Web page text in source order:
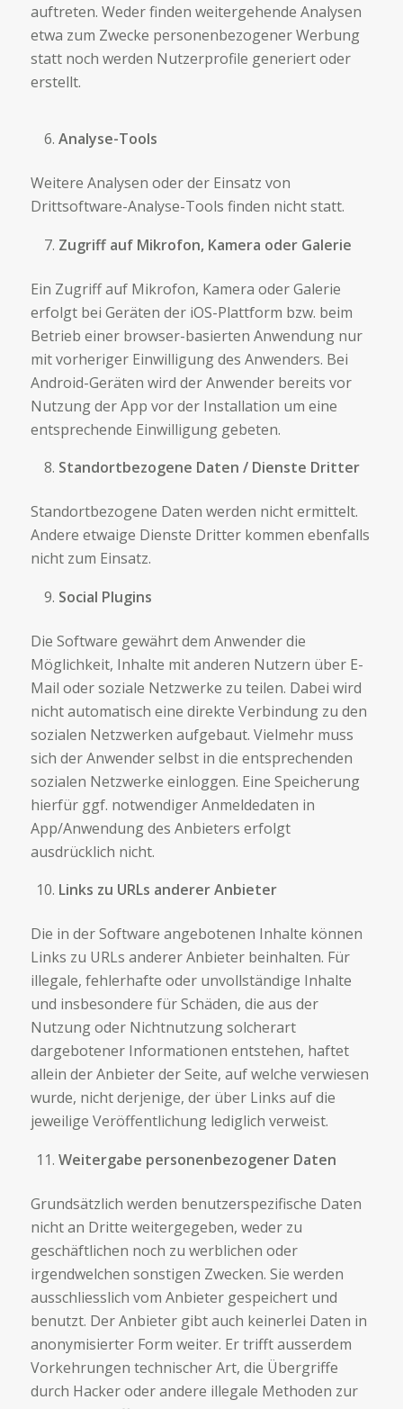
auftreten. Weder finden weitergehende Analysen
etwa zum Zwecke personenbezogener Werbung
statt noch werden Nutzerprofile generiert oder
erstellt.
Analyse-Tools
Weitere Analysen oder der Einsatz von
Drittsoftware-Analyse-Tools finden nicht statt.
Zugriff auf Mikrofon, Kamera oder Galerie
Ein Zugriff auf Mikrofon, Kamera oder Galerie
erfolgt bei Geräten der iOS-Plattform bzw. beim
Betrieb einer browser-basierten Anwendung nur
mit vorheriger Einwilligung des Anwenders. Bei
Android-Geräten wird der Anwender bereits vor
Nutzung der App vor der Installation um eine
entsprechende Einwilligung gebeten.
Standortbezogene Daten / Dienste Dritter
Standortbezogene Daten werden nicht ermittelt.
Andere etwaige Dienste Dritter kommen ebenfalls
nicht zum Einsatz.
Social Plugins
Die Software gewährt dem Anwender die
Möglichkeit, Inhalte mit anderen Nutzern über E-
Mail oder soziale Netzwerke zu teilen. Dabei wird
nicht automatisch eine direkte Verbindung zu den
sozialen Netzwerken aufgebaut. Vielmehr muss
sich der Anwender selbst in die entsprechenden
sozialen Netzwerke einloggen. Eine Speicherung
hierfür ggf. notwendiger Anmeldedaten in
App/Anwendung des Anbieters erfolgt
ausdrücklich nicht.
Links zu URLs anderer Anbieter
Die in der Software angebotenen Inhalte können
Links zu URLs anderer Anbieter beinhalten. Für
illegale, fehlerhafte oder unvollständige Inhalte
und insbesondere für Schäden, die aus der
Nutzung oder Nichtnutzung solcherart
dargebotener Informationen entstehen, haftet
allein der Anbieter der Seite, auf welche verwiesen
wurde, nicht derjenige, der über Links auf die
jeweilige Veröffentlichung lediglich verweist.
Weitergabe personenbezogener Daten
Grundsätzlich werden benutzerspezifische Daten
nicht an Dritte weitergegeben, weder zu
geschäftlichen noch zu werblichen oder
irgendwelchen sonstigen Zwecken. Sie werden
ausschliesslich vom Anbieter gespeichert und
benutzt. Der Anbieter gibt auch keinerlei Daten in
anonymisierter Form weiter. Er trifft ausserdem
Vorkehrungen technischer Art, die Übergriffe
durch Hacker oder andere illegale Methoden zur